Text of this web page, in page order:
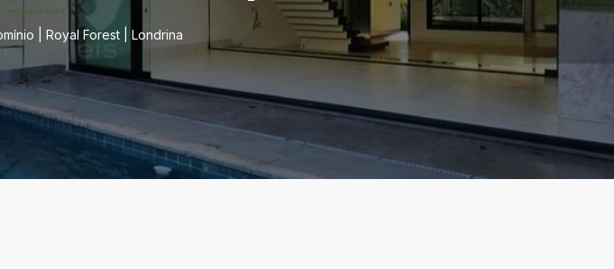
| Royal Forest | Londrina